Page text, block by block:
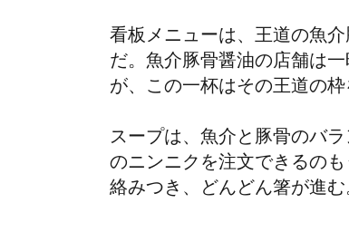
看板メニューは、王道の魚
だ。魚介豚骨醤油の店舗は
が、この一杯はその王道の
スープは、魚介と豚骨のバ
のニンニクを注文できるの
絡みつき、どんどん箸が進む